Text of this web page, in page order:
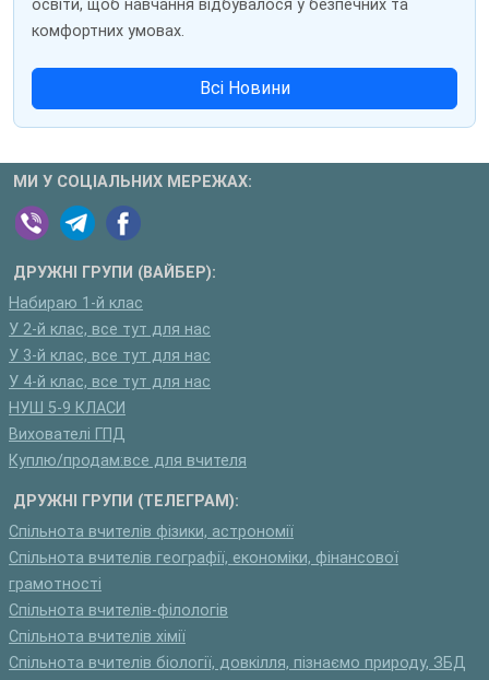
освіти, щоб навчання відбувалося у безпечних та
комфортних умовах.
Всі Новини
МИ У СОЦІАЛЬНИХ МЕРЕЖАХ:
ДРУЖНІ ГРУПИ (ВАЙБЕР):
Набираю 1-й клас
У 2-й клас, все тут для нас
У 3-й клас, все тут для нас
У 4-й клас, все тут для нас
НУШ 5-9 КЛАСИ
Вихователі ГПД
Куплю/продам:все для вчителя
ДРУЖНІ ГРУПИ (ТЕЛЕГРАМ):
Спільнота вчителів фізики, астрономії
Спільнота вчителів географії, економіки, фінансової
грамотності
Спільнота вчителів-філологів
Спільнота вчителів хімії
Спільнота вчителів біології, довкілля, пізнаємо природу, ЗБД